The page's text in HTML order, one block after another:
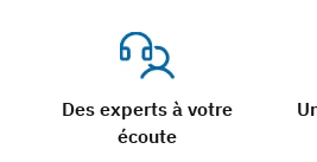
longueur selon le DN.Ces
cruciales pour garantir une
Des experts à votre
écoute